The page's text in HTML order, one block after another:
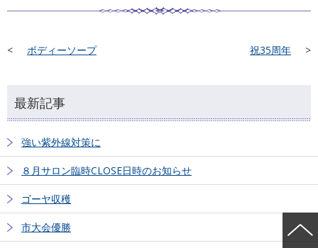
ボディーソープ 祝35周年
最新記事
強い紫外線対策に
８月サロン臨時CLOSE日時のお知らせ
ゴーヤ収穫
市大会優勝